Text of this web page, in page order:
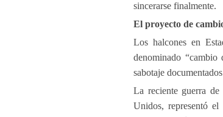
sincerarse finalmente.
El proyecto de
Los halcones en
denominado
sabotaje
La reciente guerra
Unidos, representó